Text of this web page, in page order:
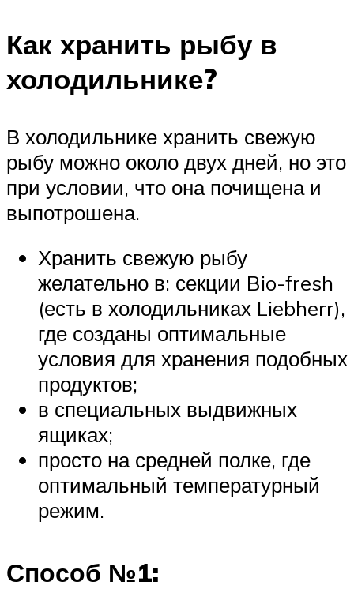
Как хранить рыбу в
холодильнике?
В холодильнике хранить свежую
рыбу можно около двух дней, но это
при условии, что она почищена и
выпотрошена.
Хранить свежую рыбу
желательно в: секции Bio-fresh
(есть в холодильниках Liebherr),
где созданы оптимальные
условия для хранения подобных
продуктов;
в специальных выдвижных
ящиках;
просто на средней полке, где
оптимальный температурный
режим.
Способ №1: